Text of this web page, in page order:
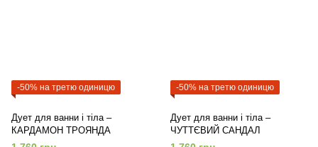
-50% на третю одиницю
Дует для ванни і тіла –
КАРДАМОН ТРОЯНДА
-50% на третю одиницю
Дует для ванни і тіла –
ЧУТТЄВИЙ САНДАЛ